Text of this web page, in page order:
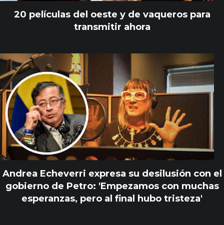
20 películas del oeste y de vaqueros para
transmitir ahora
Andrea Echeverri expresa su desilusión con el
gobierno de Petro: 'Empezamos con muchas
esperanzas, pero al final hubo tristeza'